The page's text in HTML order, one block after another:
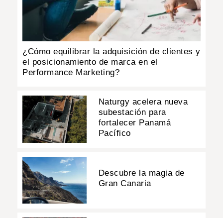
¿Cómo equilibrar la adquisición de clientes y
el posicionamiento de marca en el
Performance Marketing?
Naturgy acelera nueva
subestación para
fortalecer Panamá
Pacífico
Descubre la magia de
Gran Canaria